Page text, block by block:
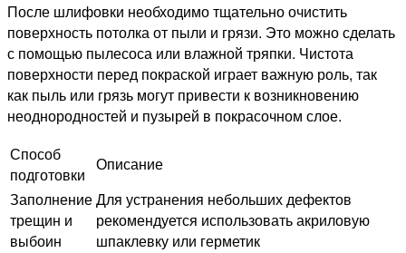
После шлифовки необходимо тщательно очистить
поверхность потолка от пыли и грязи. Это можно сделать
с помощью пылесоса или влажной тряпки. Чистота
поверхности перед покраской играет важную роль, так
как пыль или грязь могут привести к возникновению
неоднородностей и пузырей в покрасочном слое.
Способ
подготовки
Описание
Заполнение
трещин и
выбоин
Для устранения небольших дефектов
рекомендуется использовать акриловую
шпаклевку или герметик